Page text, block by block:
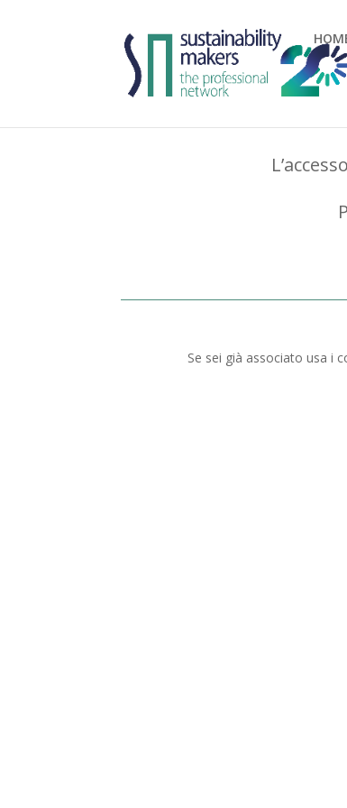
Se sei già associato usa i